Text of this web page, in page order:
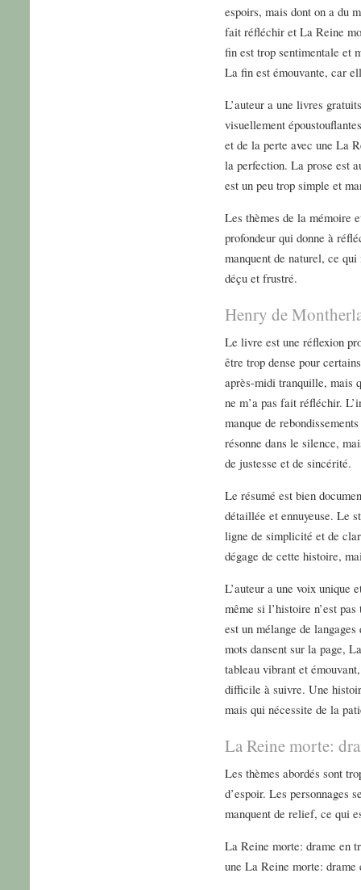
espoirs, mais dont on a du
fait réfléchir et La Reine
fin est trop sentimentale et
La fin est émouvante, car
L’auteur a une livres
visuellement
et de la perte avec une La
la perfection. La prose est
est un peu trop simple et
Les thèmes de la mémoire
profondeur qui donne à
manquent de naturel, ce
déçu et frustré.
Henry de
Le livre est une réflexion
être trop dense pour
après-midi tranquille, mais
ne m’a pas fait réfléchir.
manque de
résonne dans le silence,
de justesse et de sincérité.
Le résumé est bien
détaillée et ennuyeuse. Le
ligne de simplicité et de
dégage de cette histoire,
L’auteur a une voix unique
même si l’histoire n’est
est un mélange de
mots dansent sur la page,
tableau vibrant et
difficile à suivre. Une
mais qui nécessite de la
La Reine morte:
Les thèmes abordés sont
d’espoir. Les personnages
manquent de relief, ce qui
La Reine morte: drame en
une La Reine morte: